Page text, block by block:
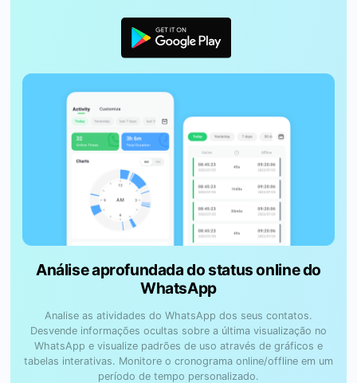
Análise aprofundada do status online do
WhatsApp
Analise as atividades do WhatsApp dos seus contatos.
Desvende informações ocultas sobre a última visualização no
WhatsApp e visualize padrões de uso através de gráficos e
tabelas interativas. Monitore o cronograma online/offline em um
período de tempo personalizado.